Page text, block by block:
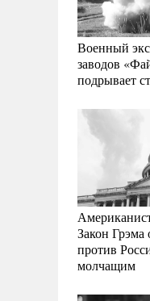
Военный
заводов
подрывает
Закон Грэма
против
молчащим